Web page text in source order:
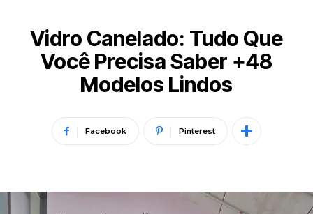
Vidro Canelado: Tudo Que
Você Precisa Saber +48
Modelos Lindos
Facebook Pinterest